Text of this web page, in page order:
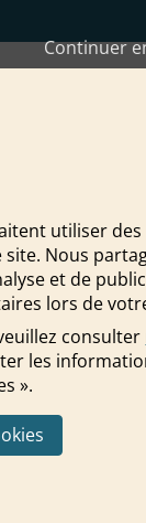
au fil
?
Continuer
utiliser
Nous
et de
lors de
consulter
les
».